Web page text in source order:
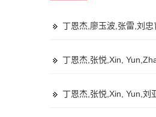
丁恩杰,廖玉波,张雷,刘
丁恩杰,张悦,Xin,
丁恩杰,张悦,Xin, Yun,